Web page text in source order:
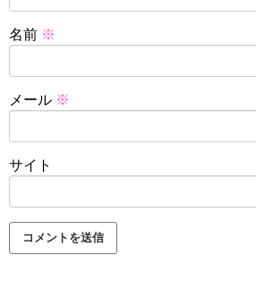
名前 ※
メール ※
サイト